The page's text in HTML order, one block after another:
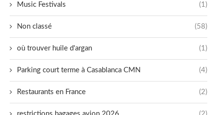
Music Festivals (1)
Non classé (58)
où trouver huile d'argan (1)
Parking court terme à Casablanca CMN (4)
Restaurants en France (2)